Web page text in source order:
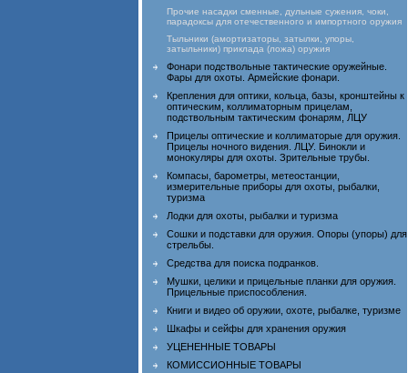
Прочие насадки сменные, дульные сужения, чоки,
парадоксы для отечественного и импортного оружия
Тыльники (амортизаторы, затылки, упоры,
затыльники) приклада (ложа) оружия
Фонари подствольные тактические оружейные.
Фары для охоты. Армейские фонари.
Крепления для оптики, кольца, базы, кронштейны к
оптическим, коллиматорным прицелам,
подствольным тактическим фонарям, ЛЦУ
Прицелы оптические и коллиматорые для оружия.
Прицелы ночного видения. ЛЦУ. Бинокли и
монокуляры для охоты. Зрительные трубы.
Компасы, барометры, метеостанции,
измерительные приборы для охоты, рыбалки,
туризма
Лодки для охоты, рыбалки и туризма
Сошки и подставки для оружия. Опоры (упоры) для
стрельбы.
Средства для поиска подранков.
Мушки, целики и прицельные планки для оружия.
Прицельные приспособления.
Книги и видео об оружии, охоте, рыбалке, туризме
Шкафы и сейфы для хранения оружия
УЦЕНЕННЫЕ ТОВАРЫ
КОМИССИОННЫЕ ТОВАРЫ